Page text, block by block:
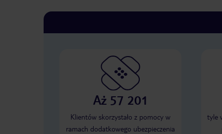
Aż 57 201
Klientów skorzystało z pomocy w
ramach dodatkowego ubezpieczenia
tyle